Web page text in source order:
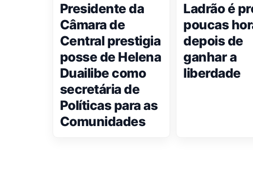
Presidente da
Câmara de
Central prestigia
posse de Helena
Duailibe como
secretária de
Políticas para as
Comunidades
Ladrão é
poucas
depois de
ganhar a
liberdade